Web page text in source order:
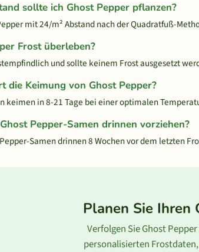
sollte ich Ghost Pepper pflanzen?
mit 24/m² Abstand nach der Quadratfuß-
Frost überleben?
und sollte keinem Frost ausgesetzt
die Keimung von Ghost Pepper?
keimen in 8-21 Tage bei einer optimalen
Pepper-Samen drinnen vorziehen?
Samen drinnen 8 Wochen vor dem letzten
Planen Sie Ihren
Verfolgen Sie Ghost
personalisierten